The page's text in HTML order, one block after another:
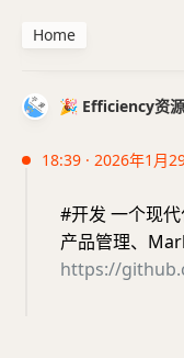
🎉 Efficiency资
18:39 · 2026年1月
#开发 一个现
产品管理、
https://
Home